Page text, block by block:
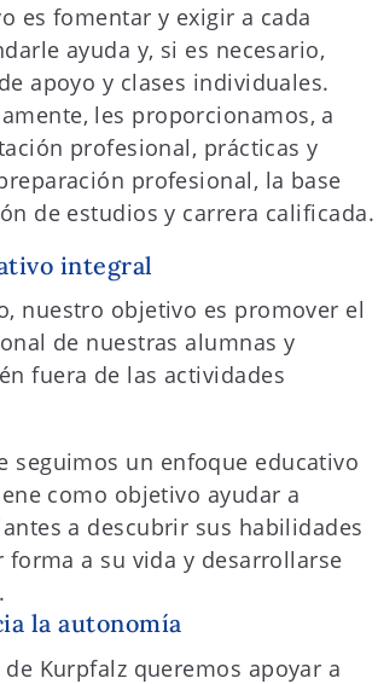
es fomentar y exigir a cada
ayuda y, si es necesario,
apoyo y clases individuales.
les proporcionamos, a
profesional, prácticas y
profesional, la base
de estudios y carrera calificada.
integral
nuestro objetivo es promover el
de nuestras alumnas y
fuera de las actividades
seguimos un enfoque educativo
como objetivo ayudar a
a descubrir sus habilidades
forma a su vida y desarrollarse
la autonomía
Kurpfalz queremos apoyar a